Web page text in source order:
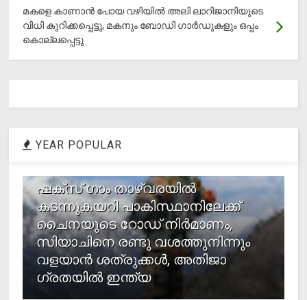
മകളെ കാണാന്‍ പോയ വഴിയില്‍ അലി ലാറിജാനിയുടെ
വിധി കുറിക്കപ്പെട്ടു, മകനും ബോഡി ഗാര്‍ഡുകളും ഒപ്പം
കൊല്ലപ്പെട്ടു
YEAR POPULAR
ഷക്സ് ​ഗാം താഴ്‌വരയിൽ
കടന്നുകയറി പാകിസ്ഥാനിലേക്ക്
ചൈനയുടെ റോഡ് നിർമാണം,
സിയാചിനെ രണ്ടു വശത്തുനിന്നും
വളയാൻ ശത്രുക്കൾ, അതിജാ​
ഗ്രതയിൽ ഇന്ത്യ